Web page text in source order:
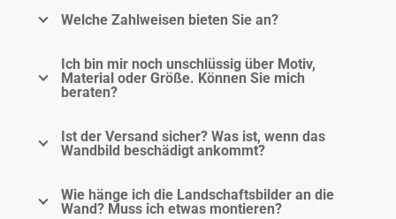
Welche Zahlweisen bieten Sie an?
Ich bin mir noch unschlüssig über Motiv,
Material oder Größe. Können Sie mich
beraten?
Ist der Versand sicher? Was ist, wenn das
Wandbild beschädigt ankommt?
Wie hänge ich die Landschaftsbilder an die
Wand? Muss ich etwas montieren?